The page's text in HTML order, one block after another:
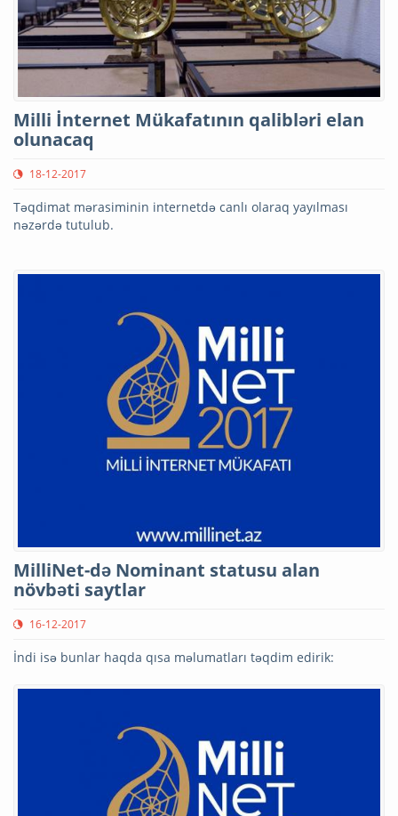
Milli İnternet Mükafatının qalibləri elan
olunacaq
18-12-2017
Təqdimat mərasiminin internetdə canlı olaraq yayılması
nəzərdə tutulub.
MilliNet-də Nominant statusu alan
növbəti saytlar
16-12-2017
İndi isə bunlar haqda qısa məlumatları təqdim edirik: